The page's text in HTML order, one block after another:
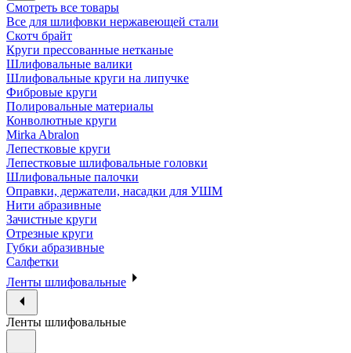
Смотреть все товары
Все для шлифовки нержавеющей стали
Скотч брайт
Круги прессованные нетканые
Шлифовальные валики
Шлифовальные круги на липучке
Фибровые круги
Полировальные материалы
Конволютные круги
Mirka Abralon
Лепестковые круги
Лепестковые шлифовальные головки
Шлифовальные палочки
Оправки, держатели, насадки для УШМ
Нити абразивные
Зачистные круги
Отрезные круги
Губки абразивные
Салфетки
Ленты шлифовальные
Ленты шлифовальные